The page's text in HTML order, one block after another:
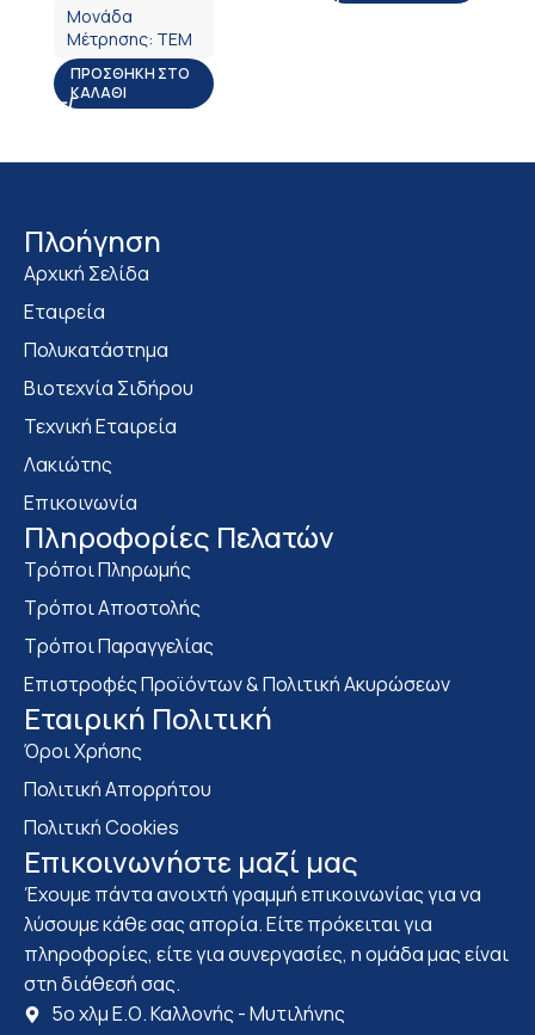
Μονάδα
Μέτρησης: ΤΕΜ
ΠΡΟΣΘΉΚΗ ΣΤΟ
ΚΑΛΆΘΙ
Πλοήγηση
Αρχική Σελίδα
Εταιρεία
Πολυκατάστημα
Bιοτεχνία Σιδήρου
Τεχνική Εταιρεία
Λακιώτης
Επικοινωνία
Πληροφορίες Πελατών
Τρόποι Πληρωμής
Τρόποι Αποστολής
Τρόποι Παραγγελίας
Επιστροφές Προϊόντων & Πολιτική Ακυρώσεων
Eταιρική Πολιτική
Όροι Χρήσης
Πολιτική Απορρήτου
Πολιτική Cookies
Επικοινωνήστε μαζί μας
Έχουμε πάντα ανοιχτή γραμμή επικοινωνίας για να
λύσουμε κάθε σας απορία. Είτε πρόκειται για
πληροφορίες, είτε για συνεργασίες, η ομάδα μας είναι
στη διάθεσή σας.
5ο χλμ Ε.Ο. Καλλονής - Μυτιλήνης